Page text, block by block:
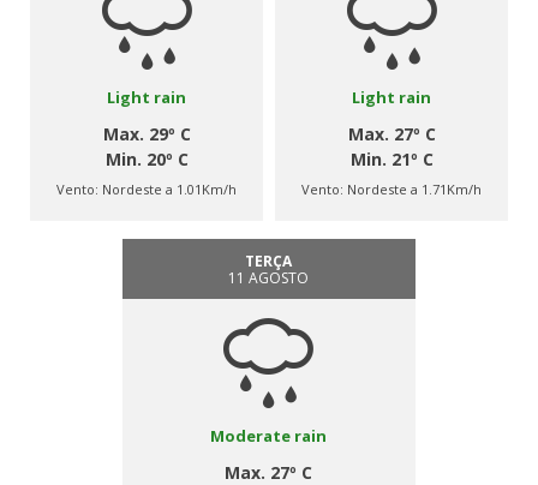
Light rain
Max. 29º C
Min. 20º C
Vento: Nordeste a 1.01Km/h
Light rain
Max. 27º C
Min. 21º C
Vento: Nordeste a 1.71Km/h
TERÇA
11 AGOSTO
Moderate rain
Max. 27º C